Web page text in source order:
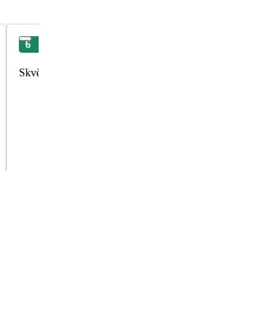
6
Skvělé, byli jsme maximálně spokojeni se všemi službami.